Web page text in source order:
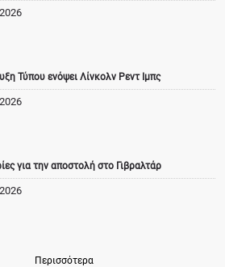
Τύπου ενόψει Λίνκολν Ρεντ Ιμπς
για την αποστολή στο Γιβραλτάρ
Περισσότερα